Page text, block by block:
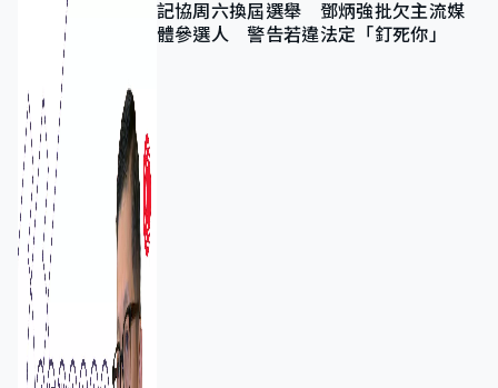
記協周六換屆選舉 鄧炳強批欠主流媒
體參選人 警告若違法定「釘死你」